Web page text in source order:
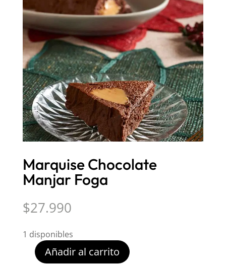
Marquise Chocolate
Manjar Foga
$27.990
1 disponibles
MarquiseAñadir al carrito